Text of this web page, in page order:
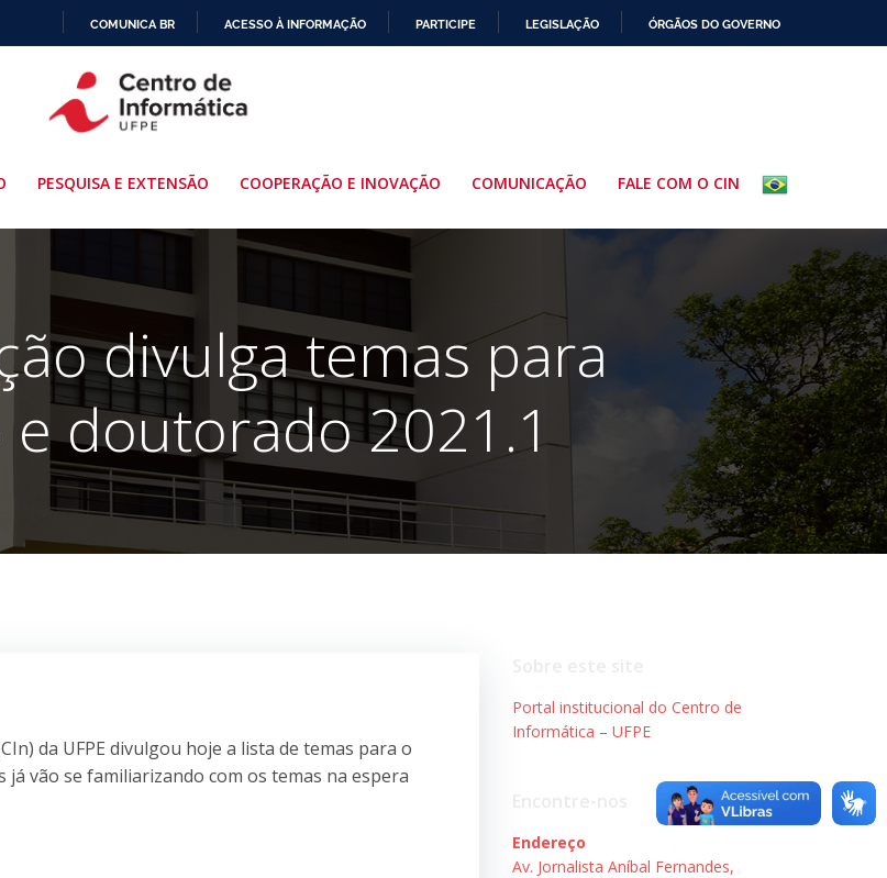
PARA
O
COMUNICA BR ACESSO À INFORMAÇÃO PARTICIPE LEGISLAÇÃO ÓRGÃOS DO GOVERNO
PESQUISA E EXTENSÃO COOPERAÇÃO E INOVAÇÃO COMUNICAÇÃO FALE COM O CIN
divulga temas para
doutorado 2021.1
da UFPE divulgou hoje a lista de temas para o
vão se familiarizando com os temas na espera
Portal institucional do Centro de
Informática – UFPE
Endereço
Av. Jornalista Aníbal Fernandes,